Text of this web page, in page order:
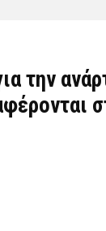
την